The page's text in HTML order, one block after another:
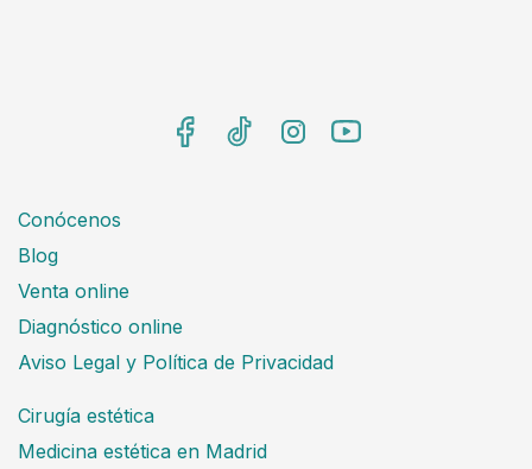
Conócenos
Blog
Venta online
Diagnóstico online
Aviso Legal y Política de Privacidad
Cirugía estética
Medicina estética en Madrid